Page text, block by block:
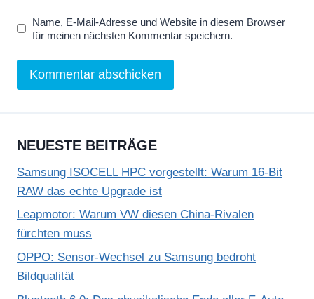
Name, E-Mail-Adresse und Website in diesem Browser
für meinen nächsten Kommentar speichern.
NEUESTE BEITRÄGE
Samsung ISOCELL HPC vorgestellt: Warum 16-Bit
RAW das echte Upgrade ist
Leapmotor: Warum VW diesen China-Rivalen
fürchten muss
OPPO: Sensor-Wechsel zu Samsung bedroht
Bildqualität